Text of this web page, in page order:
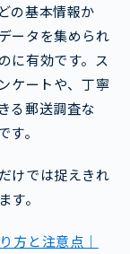
の基本情報か
ータを集められ
に有効です。ス
ケートや、丁寧
る郵送調査な
。
けでは捉えきれ
す。
方と注意点｜